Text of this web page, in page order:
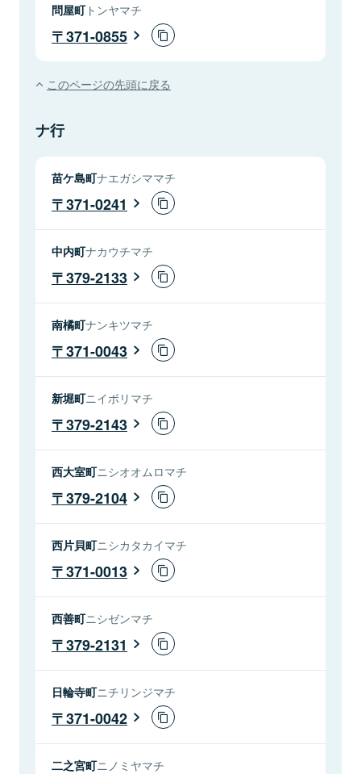
問屋町トンヤマチ
371-0855
このページの先頭に戻る
ナ行
苗ケ島町ナエガシママチ
371-0241
中内町ナカウチマチ
379-2133
南橘町ナンキツマチ
371-0043
新堀町ニイボリマチ
379-2143
西大室町ニシオオムロマチ
379-2104
西片貝町ニシカタカイマチ
371-0013
西善町ニシゼンマチ
379-2131
日輪寺町ニチリンジマチ
371-0042
二之宮町ニノミヤマチ